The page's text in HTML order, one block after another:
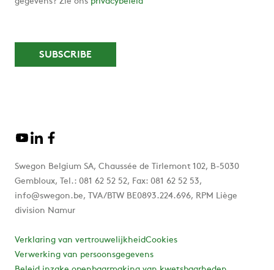
Swegon Belgium SA, Chaussée de Tirlemont 102, B-5030
Gembloux, Tel.: 081 62 52 52, Fax: 081 62 52 53,
info@swegon.be, TVA/BTW BE0893.224.696, RPM Liège
division Namur
Verklaring van vertrouwelijkheidCookies
Verwerking van persoonsgegevens